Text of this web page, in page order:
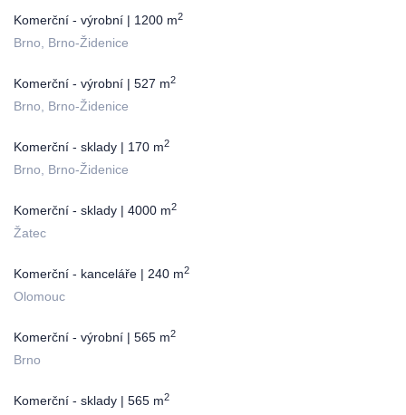
Komerční - výrobní | 1200 m2
Brno, Brno-Židenice
Komerční - výrobní | 527 m2
Brno, Brno-Židenice
Komerční - sklady | 170 m2
Brno, Brno-Židenice
Komerční - sklady | 4000 m2
Žatec
Komerční - kanceláře | 240 m2
Olomouc
Komerční - výrobní | 565 m2
Brno
Komerční - sklady | 565 m2